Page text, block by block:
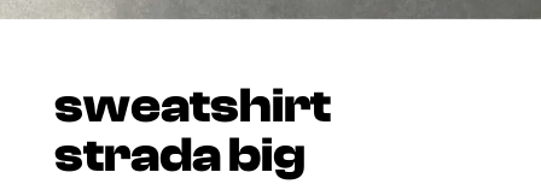
sweatshirt
strada big